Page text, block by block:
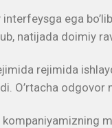
ega
natijada doimiy
rejimida
O’rtacha odgovor